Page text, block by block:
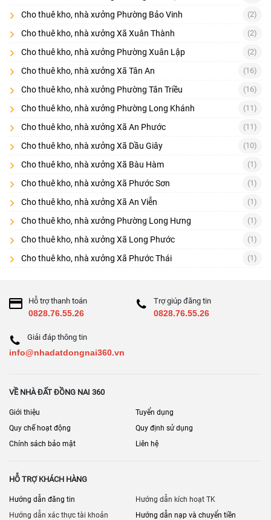
Cho thuê kho, nhà xưởng Phường Bảo Vinh (2)
Cho thuê kho, nhà xưởng Xã Xuân Thành (2)
Cho thuê kho, nhà xưởng Phường Xuân Lập (2)
Cho thuê kho, nhà xưởng Xã Tân An (16)
Cho thuê kho, nhà xưởng Phường Tân Triều (16)
Cho thuê kho, nhà xưởng Phường Long Khánh (11)
Cho thuê kho, nhà xưởng Xã An Phước (11)
Cho thuê kho, nhà xưởng Xã Dầu Giây (10)
Cho thuê kho, nhà xưởng Xã Bàu Hàm (1)
Cho thuê kho, nhà xưởng Xã Phước Sơn (1)
Cho thuê kho, nhà xưởng Xã An Viễn (1)
Cho thuê kho, nhà xưởng Phường Long Hưng (1)
Cho thuê kho, nhà xưởng Xã Long Phước (1)
Cho thuê kho, nhà xưởng Xã Phước Thái (1)
Hỗ trợ thanh toán
0828.76.55.26
Trợ giúp đăng tin
0828.76.55.26
Giải đáp thông tin
info@nhadatdongnai360.vn
VỀ NHÀ ĐẤT ĐỒNG NAI 360
Giới thiệu
Tuyển dụng
Quy chế hoạt động
Quy định sử dụng
Chính sách bảo mật
Liên hệ
HỖ TRỢ KHÁCH HÀNG
Hướng dẫn đăng tin
Hướng dẫn kích hoạt TK
Hướng dẫn xác thực tài khoản
Hướng dẫn nạp và chuyển tiền